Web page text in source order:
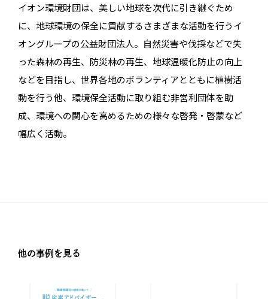
イオン環境財団は、美しい地球を次代に引き継ぐため
に、地球環境の保全に貢献するさまざまな活動を行うイ
オングループの公益財団法人。自然災害や伐採などで失
った森林の再生、防災林の再生、地球温暖化防止の向上
などを目指し、世界各地のボランティアとともに植樹活
動を行う他、環境保全活動に取り組む非営利団体を助
成、環境への関心を高めるための様々な啓発・啓蒙など
幅広く活動。
他の事例を見る